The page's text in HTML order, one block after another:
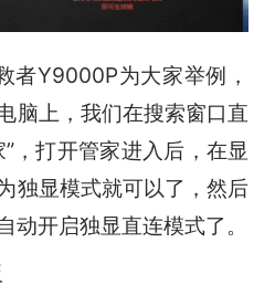
者Y9000P为大家举例，
脑上，我们在搜索窗口直
，打开管家进入后，在显
独显模式就可以了，然后
动开启独显直连模式了。